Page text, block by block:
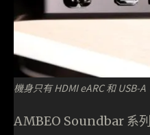
機身只有 HDMI eARC 和 USB-
AMBEO Soundbar 系